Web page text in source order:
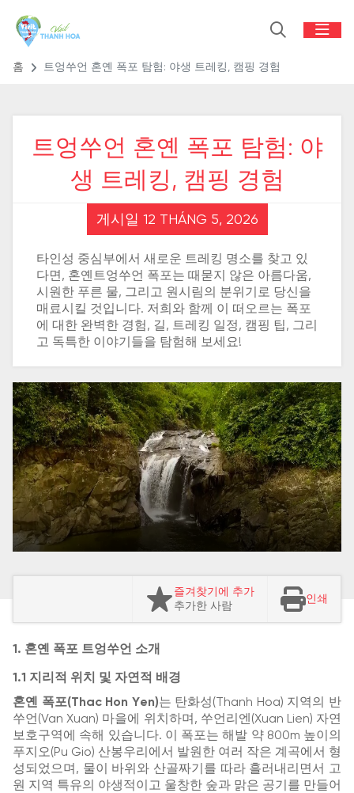
홈 트엉쑤언 혼옌 폭포 탐험: 야생 트레킹, 캠핑 경험
트엉쑤언 혼옌 폭포 탐험: 야
생 트레킹, 캠핑 경험
게시일 12 THÁNG 5, 2026
타인성 중심부에서 새로운 트레킹 명소를 찾고 있
다면, 혼옌트엉쑤언 폭포는 때묻지 않은 아름다움,
시원한 푸른 물, 그리고 원시림의 분위기로 당신을
매료시킬 것입니다. 저희와 함께 이 떠오르는 폭포
에 대한 완벽한 경험, 길, 트레킹 일정, 캠핑 팁, 그리
고 독특한 이야기들을 탐험해 보세요!
즐겨찾기에 추가
추가한 사람
인쇄
1. 혼옌 폭포 트엉쑤언 소개
1.1 지리적 위치 및 자연적 배경
혼옌 폭포(Thac Hon Yen)는 탄화성(Thanh Hoa) 지역의 반
쑤언(Van Xuan) 마을에 위치하며, 쑤언리엔(Xuan Lien) 자연
보호구역에 속해 있습니다. 이 폭포는 해발 약 800m 높이의
푸지오(Pu Gio) 산봉우리에서 발원한 여러 작은 계곡에서 형
성되었으며, 물이 바위와 산골짜기를 따라 흘러내리면서 고
원 지역 특유의 야생적이고 울창한 숲과 맑은 공기를 만들어